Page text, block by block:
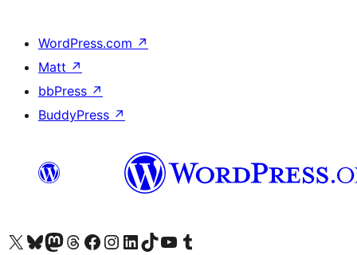
WordPress.com ↗
Matt ↗
bbPress ↗
BuddyPress ↗
Visit our X (formerly Twitter) account
Visit our Bluesky account
Visit our Mastodon account
Visit our Threads account
Bisitatu gure Facebook orrialdea
Visit our Instagram account
Visit our LinkedIn account
Visit our TikTok account
Visit our YouTube channel
Visit our Tumblr account